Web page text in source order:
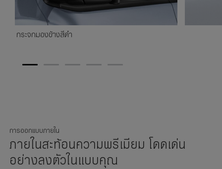
กระจกมองข้างสีดำ
1 2 3 4 5
ภายในสะท้อนความพรีเมียม โดดเด่น
อย่างลงตัวในแบบคุณ
การออกแบบภายใน